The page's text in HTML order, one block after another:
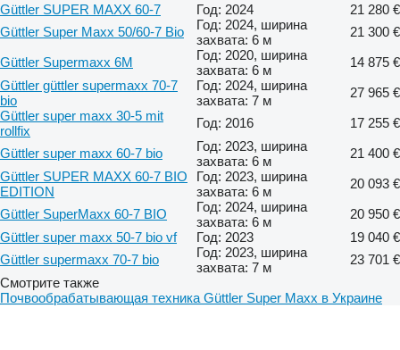
Güttler SUPER MAXX 60-7 Год: 2024
21 280 €
Güttler Super Maxx 50/60-7 Bio
Год: 2024, ширина
захвата: 6 м
21 300 €
Güttler Supermaxx 6M
Год: 2020, ширина
захвата: 6 м
14 875 €
Güttler güttler supermaxx 70-7
bio
Год: 2024, ширина
захвата: 7 м
27 965 €
Güttler super maxx 30-5 mit
rollfix
Год: 2016
17 255 €
Güttler super maxx 60-7 bio
Год: 2023, ширина
захвата: 6 м
21 400 €
Güttler SUPER MAXX 60-7 BIO
EDITION
Год: 2023, ширина
захвата: 6 м
20 093 €
Güttler SuperMaxx 60-7 BIO
Год: 2024, ширина
захвата: 6 м
20 950 €
Güttler super maxx 50-7 bio vf
Год: 2023
19 040 €
Güttler supermaxx 70-7 bio
Год: 2023, ширина
захвата: 7 м
23 701 €
Смотрите также
Почвообрабатывающая техника Güttler Super Maxx в Украине